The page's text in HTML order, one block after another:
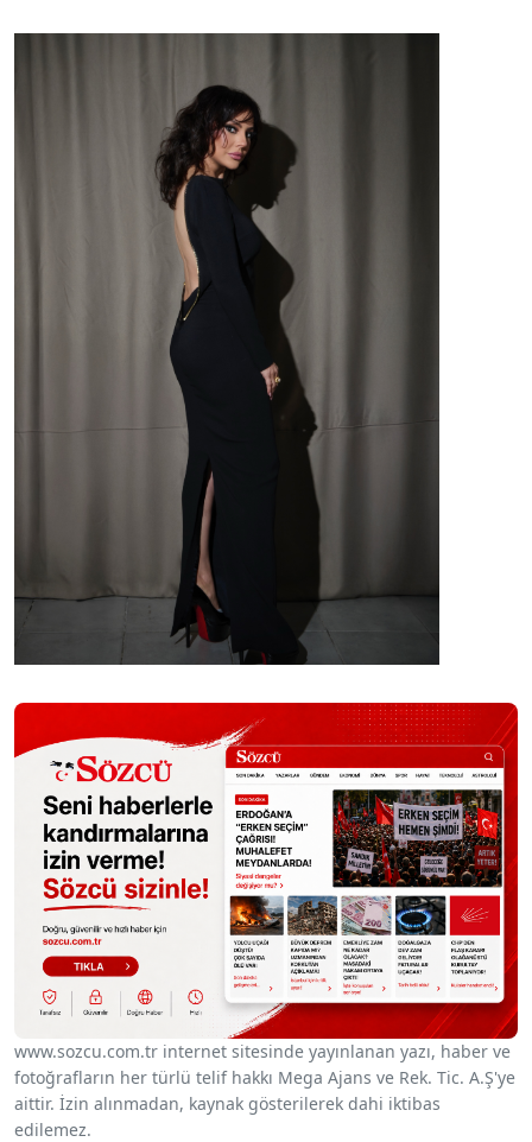
www.sozcu.com.tr internet sitesinde yayınlanan yazı, haber ve
fotoğrafların her türlü telif hakkı Mega Ajans ve Rek. Tic. A.Ş'ye
aittir. İzin alınmadan, kaynak gösterilerek dahi iktibas
edilemez.